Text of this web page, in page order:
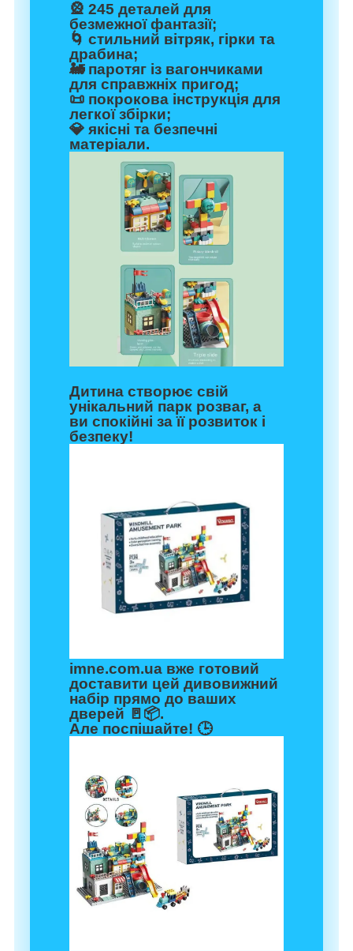
🎡 245 деталей для
безмежної фантазії;
🌀 стильний вітряк, гірки та
драбина;
🚂 паротяг із вагончиками
для справжніх пригод;
📜 покрокова інструкція для
легкої збірки;
💎 якісні та безпечні
матеріали.
Дитина створює свій
унікальний парк розваг, а
ви спокійні за її розвиток і
безпеку!
imne.com.ua вже готовий
доставити цей дивовижний
набір прямо до ваших
дверей 🚪📦.
Але поспішайте! 🕒